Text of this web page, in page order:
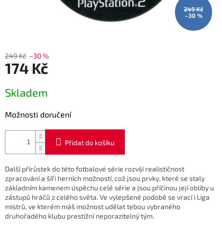
249 Kč
–30 %
249 Kč –30 %
174 Kč
cena:
Skladem
Možnosti doručení
Přidat do košíku
Další přírůstek do této fotbalové série rozvíjí realističnost
zpracování a šíři herních možností, což jsou prvky, které se staly
základním kamenem úspěchu celé série a jsou příčinou její obliby u
zástupů hráčů z celého světa. Ve vylepšené podobě se vrací i Liga
mistrů, ve kterém máš možnost udělat tebou vybraného
druhořadého klubu prestižní neporazitelný tým.